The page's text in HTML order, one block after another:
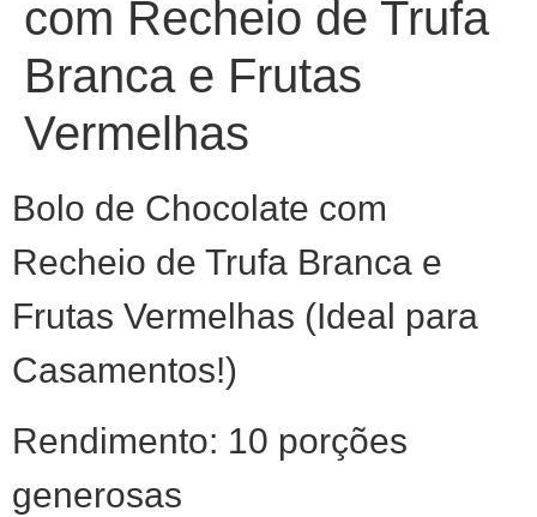
com Recheio de Trufa
Branca e Frutas
Vermelhas
Bolo de Chocolate com
Recheio de Trufa Branca e
Frutas Vermelhas (Ideal para
Casamentos!)
Rendimento: 10 porções
generosas